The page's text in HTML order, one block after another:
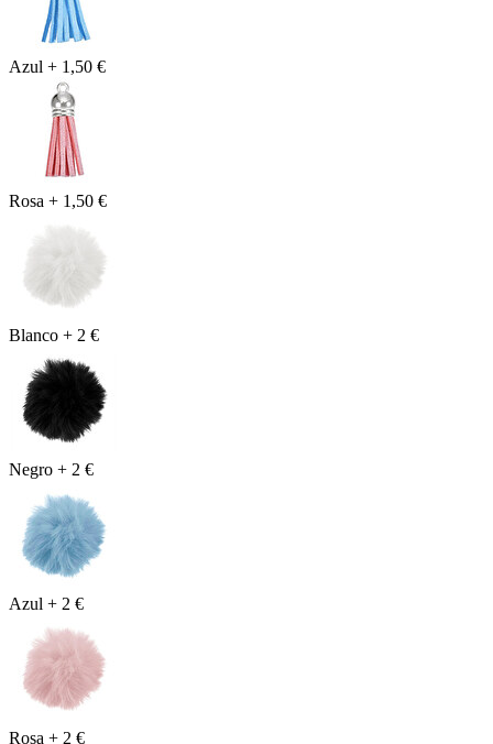
Azul + 1,50 €
Rosa + 1,50 €
Blanco + 2 €
Negro + 2 €
Azul + 2 €
Rosa + 2 €